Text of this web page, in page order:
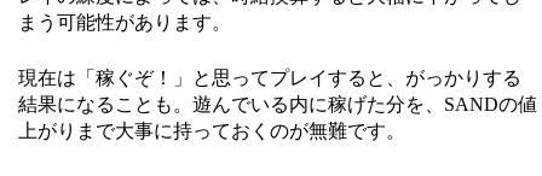
まう可能性があります。
現在は「稼ぐぞ！」と思ってプレイすると、がっかりする
結果になることも。遊んでいる内に稼げた分を、SANDの値
上がりまで大事に持っておくのが無難です。